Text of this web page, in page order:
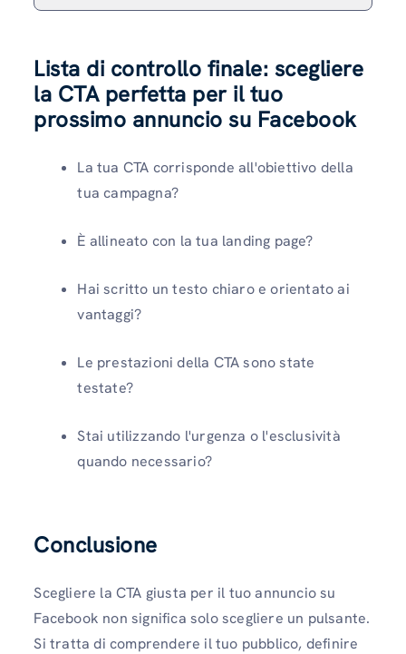
Lista di controllo finale: scegliere
la CTA perfetta per il tuo
prossimo annuncio su Facebook
La tua CTA corrisponde all'obiettivo della
tua campagna?
È allineato con la tua landing page?
Hai scritto un testo chiaro e orientato ai
vantaggi?
Le prestazioni della CTA sono state
testate?
Stai utilizzando l'urgenza o l'esclusività
quando necessario?
Conclusione
Scegliere la CTA giusta per il tuo annuncio su
Facebook non significa solo scegliere un pulsante.
Si tratta di comprendere il tuo pubblico, definire